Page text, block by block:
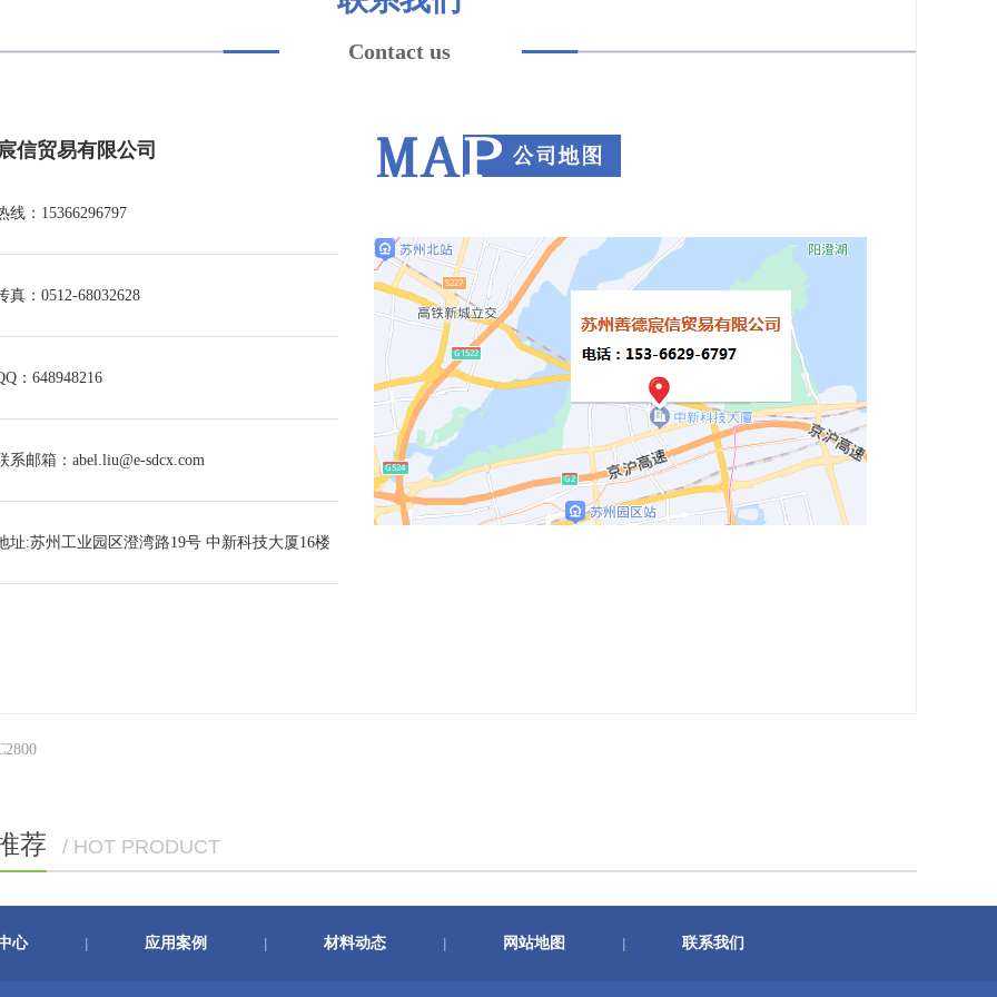
Contact us
信贸易有限公司
线：15366296797
真：0512-68032628
：648948216
系邮箱：abel.liu@e-sdcx.com
址:苏州工业园区澄湾路19号 中新科技大厦16楼
荐 / HOT PRODUCT
心 应用案例 材料动态 网站地图 联系我们